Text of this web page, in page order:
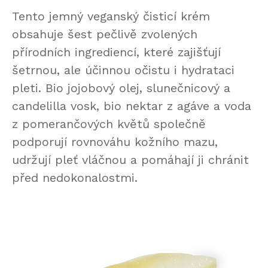
Tento jemný veganský čisticí krém
obsahuje šest pečlivě zvolených
přírodních ingrediencí, které zajišťují
šetrnou, ale účinnou očistu i hydrataci
pleti. Bio jojobový olej, slunečnicový a
candelilla vosk, bio nektar z agáve a voda
z pomerančových květů společně
podporují rovnováhu kožního mazu,
udržují pleť vláčnou a pomáhají ji chránit
před nedokonalostmi.